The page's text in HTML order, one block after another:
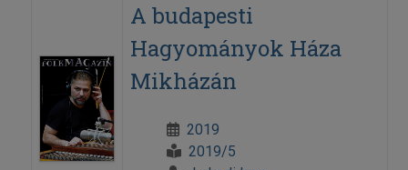
A budapesti
Hagyományok Háza
Mikházán
2019
2019/5